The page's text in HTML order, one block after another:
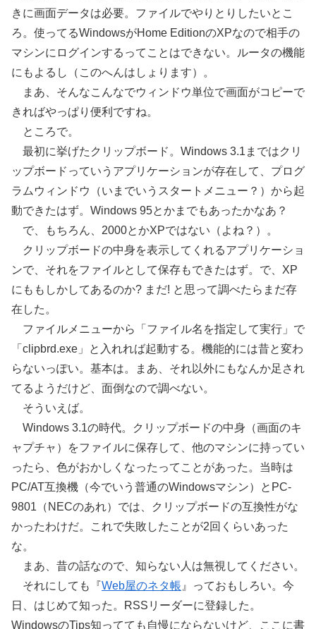
きに画面データは必要。ファイルでやりとりしたいとこ
ろ。使ってるWindowsがHome EditionのXPなので相手の
マシンにログインするってことはできない。ルータの機能
にもよるし（このへんはしょります）。
まあ、そんなこんなでウィンドウ単位で画面がコピーで
きればやっぱり便利ですね。
ところで。
最初に挙げたクリップボード。Windows 3.1まではクリ
ップボードっていうアプリケーションが存在して、プログ
ラムウィンドウ（いまでいうスタートメニュー？）から起
動できたはず。Windows 95とかまでもあったかなあ？
で、もちろん、2000とかXPではない（よね？）。
クリップボードの中身を表示してくれるアプリケーショ
ンで、それをファイルとして保存もできたはず。で、XP
にももしかしてあるのか? まだ! と思って調べたらまだ存
在した。
ファイルメニューから「ファイル名を指定して実行」で
「clipbrd.exe」と入れれば起動する。機能的には昔と変わ
らないっぽい。基本は。まあ、それ以外にもなんか足され
てるようだけど、面倒なので調べない。
そういえば。
Windows 3.1の時代。クリップボードの中身（画面のキ
ャプチャ）をファイルに保存して、他のマシンに持ってい
ったら、色がおかしくなったってことがあった。当時は
PC/AT互換機（今でいう普通のWindowsマシン）とPC-
9801（NECのあれ）では、クリップボードの互換性がな
かったわけだ。これで失敗したことが2回くらいあった
な。
まあ、昔の話なので、知らない人は無視してください。
それにしても『Web屋のネタ帳 』っておもしろい。今
日、はじめて知った。RSSリーダーに登録した。
WindowsのTips知ってても自慢にならないけど、ここに書